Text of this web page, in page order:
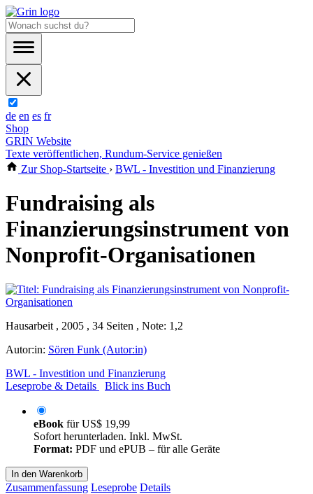
de en es fr
Shop
GRIN Website
Texte veröffentlichen, Rundum-Service genießen
Zur Shop-Startseite › BWL - Investition und Finanzierung
Fundraising als
Finanzierungsinstrument von
Nonprofit-Organisationen
Hausarbeit , 2005 , 34 Seiten , Note: 1,2
Autor:in: Sören Funk (Autor:in)
BWL - Investition und Finanzierung
Leseprobe & Details
Blick ins Buch
eBook fürUS$ 19,99
Sofort herunterladen. Inkl. MwSt.
Format: PDF und ePUB – für alle Geräte
In den Warenkorb
Zusammenfassung Leseprobe Details